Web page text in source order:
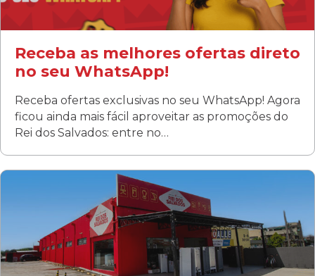
Fanny
Rua Albino Beatriz, 100 - Fanny, Curitiba –PR
Segunda a sábado: 09h00 às 19h00
Domingo: FECHADA
ÚLTIMOS DIAS DE LIQUIDAÇÃO!
(41) 3411-1754
Receba as melhores ofertas direto
no seu WhatsApp!
Receba ofertas exclusivas no seu WhatsApp! Agora
ficou ainda mais fácil aproveitar as promoções do
Rei dos Salvados: entre no…